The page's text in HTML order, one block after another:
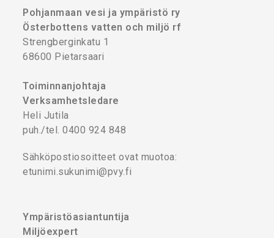
Pohjanmaan vesi ja ympäristö ry
Österbottens vatten och miljö rf
Strengberginkatu 1
68600 Pietarsaari
Toiminnanjohtaja
Verksamhetsledare
Heli Jutila
puh./tel. 0400 924 848
Sähköpostiosoitteet ovat muotoa:
etunimi.sukunimi@pvy.fi
Ympäristöasiantuntija
Miljöexpert